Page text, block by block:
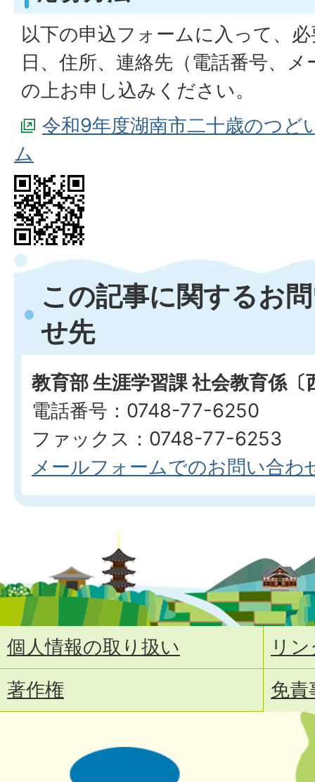
以下の申込フォームに入って、
日、住所、連絡先（電話番号、
の上お申し込みください。
令和9年度湖南市二十歳のつど
ム
この記事に関するお
せ先
教育部 生涯学習課 社会教育係〔
電話番号：0748-77-6250
ファックス：0748-77-6253
メールフォームでのお問い合わ
個人情報の取り扱い
リ
著作権
免責